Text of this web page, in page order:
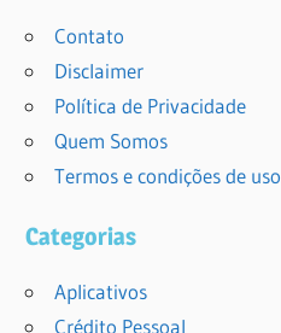
Contato
Disclaimer
Política de Privacidade
Quem Somos
Termos e condições de uso
Categorias
Aplicativos
Crédito Pessoal